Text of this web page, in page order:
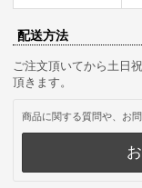
配送方法
ご注文頂いてから土日
頂きます。
商品に関する質問や、お